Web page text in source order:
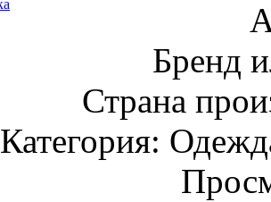
Бренд
Страна
Категория: